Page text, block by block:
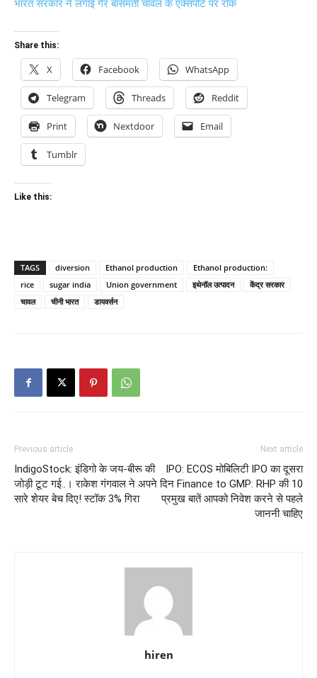
भारत सरकार ने लगाई गैर बासमती चावल के एक्सपोर्ट पर रोक
Share this:
X Facebook WhatsApp
Telegram Threads Reddit
Print Nextdoor Email
Tumblr
Like this:
TAGS diversion Ethanol production
Ethanol production:
rice
sugar india Union government इथेनॉल उत्पादन
केंद्र सरकार
चावल
चीनी भारत डायवर्सन
Previous article
IndigoStock: इंडिगो के जय-बीरू की
जोड़ी टूट गई..। राकेश गंगवाल ने अपने
सारे शेयर बेच दिए! स्टॉक 3% गिरा
Next article
IPO: ECOS मोबिलिटी IPO का दूसरा
दिन Finance to GMP: RHP की 10
प्रमुख बातें आपको निवेश करने से पहले
जाननी चाहिए
hiren